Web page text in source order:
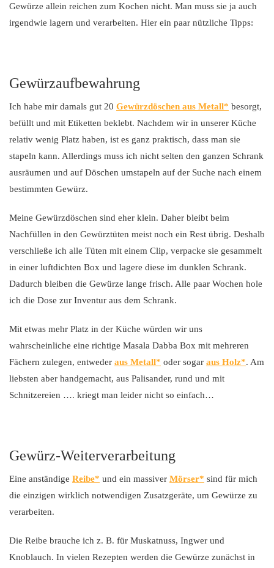
Gewürze allein reichen zum Kochen nicht. Man muss sie ja auch
irgendwie lagern und verarbeiten. Hier ein paar nützliche Tipps:
Gewürzaufbewahrung
Ich habe mir damals gut 20 Gewürzdöschen aus Metall
besorgt,
befüllt und mit Etiketten beklebt. Nachdem wir in unserer Küche
relativ wenig Platz haben, ist es ganz praktisch, dass man sie
stapeln kann. Allerdings muss ich nicht selten den ganzen Schrank
ausräumen und auf Döschen umstapeln auf der Suche nach einem
bestimmten Gewürz.
Meine Gewürzdöschen sind eher klein. Daher bleibt beim
Nachfüllen in den Gewürztüten meist noch ein Rest übrig. Deshalb
verschließe ich alle Tüten mit einem Clip, verpacke sie gesammelt
in einer luftdichten Box und lagere diese im dunklen Schrank.
Dadurch bleiben die Gewürze lange frisch. Alle paar Wochen hole
ich die Dose zur Inventur aus dem Schrank.
Mit etwas mehr Platz in der Küche würden wir uns
wahrscheinliche eine richtige Masala Dabba Box mit mehreren
Fächern zulegen, entweder aus Metall oder sogar aus Holz . Am
liebsten aber handgemacht, aus Palisander, rund und mit
Schnitzereien …. kriegt man leider nicht so einfach…
Gewürz-Weiterverarbeitung
Eine anständige Reibe und ein massiver Mörser
sind für mich
die einzigen wirklich notwendigen Zusatzgeräte, um Gewürze zu
verarbeiten.
Die Reibe brauche ich z. B. für Muskatnuss, Ingwer und
Knoblauch. In vielen Rezepten werden die Gewürze zunächst in